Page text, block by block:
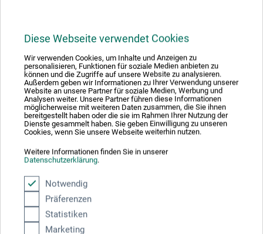
Diese Webseite verwendet Cookies
Wir verwenden Cookies, um Inhalte und Anzeigen zu
personalisieren, Funktionen für soziale Medien anbieten zu
können und die Zugriffe auf unsere Website zu analysieren.
Außerdem geben wir Informationen zu Ihrer Verwendung unserer
Website an unsere Partner für soziale Medien, Werbung und
Analysen weiter. Unsere Partner führen diese Informationen
möglicherweise mit weiteren Daten zusammen, die Sie ihnen
bereitgestellt haben oder die sie im Rahmen Ihrer Nutzung der
Dienste gesammelt haben. Sie geben Einwilligung zu unseren
Cookies, wenn Sie unsere Webseite weiterhin nutzen.
Weitere Informationen finden Sie in unserer
Datenschutzerklärung.
Notwendig
Präferenzen
Statistiken
Marketing
Veranstaltungsdatum
22. Jun. 2026
10:30 - 16:30 Uhr
Sie schauen derzeitig auf eine vergangene
Veranstaltung
Veranstaltungsort